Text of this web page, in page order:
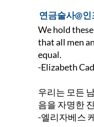
연금술사@
We hold
that all men
equal.
-Elizabeth
우리는 모든
음을 자명한
-엘리자베스